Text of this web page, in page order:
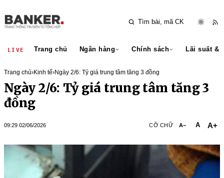
LIVE Trang chủ Ngân hàng Chính sách Lãi suất &
Trang chủ›Kinh tế›Ngày 2/6: Tỷ giá trung tâm tăng 3 đồng
Ngày 2/6: Tỷ giá trung tâm tăng 3
đồng
09:29 02/06/2026 CỠ CHỮ A− A A+